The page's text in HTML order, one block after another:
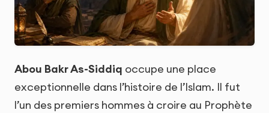
Abou Bakr As-Siddiq occupe une place
exceptionnelle dans l’histoire de l’Islam. Il fut
l’un des premiers hommes à croire au Prophète